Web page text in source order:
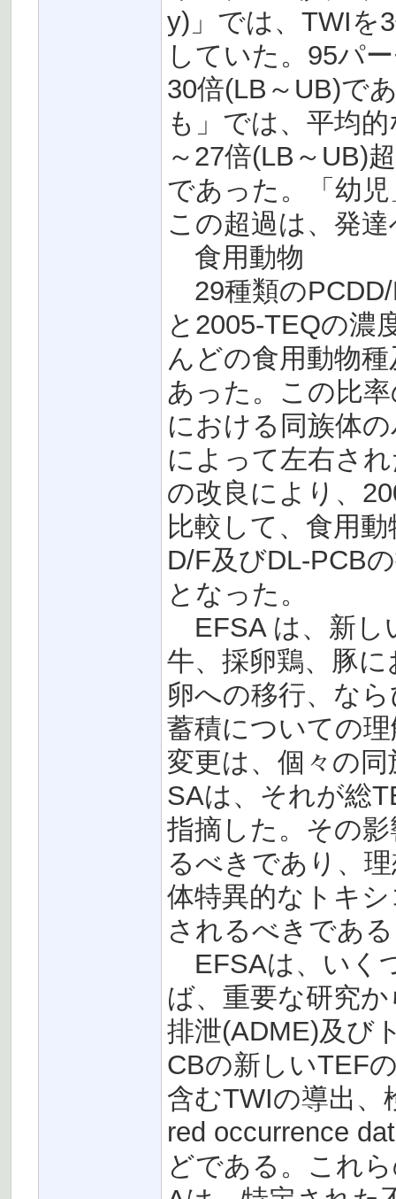
y)」では、TWIを
していた。95パ
30倍(LB～UB)で
も」では、平均
～27倍(LB～UB)
であった。「幼
この超過は、発
食用動物
29種類のPCDD/
と2005-TEQの濃
んどの食用動物
あった。この比
における同族体
によって左右さ
の改良により、
比較して、食用
D/F及びDL-PCB
となった。
EFSA は、新し
牛、採卵鶏、豚
卵への移行、な
蓄積についての
変更は、個々の
SAは、それが総
指摘した。その
るべきであり、
体特異的なトキ
されるべきであ
EFSAは、いく
ば、重要な研究
排泄(ADME)及び
CBの新しいTEF
含むTWIの導出、
red occurrence
どである。これ